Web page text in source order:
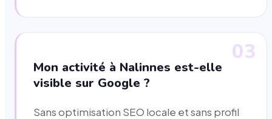
03
Mon activité à Nalinnes est-elle
visible sur Google ?
Sans optimisation SEO locale et sans profil